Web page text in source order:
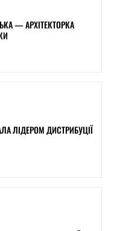
— АРХІТЕКТОРКА
ЛІДЕРОМ ДИСТРИБУЦІЇ